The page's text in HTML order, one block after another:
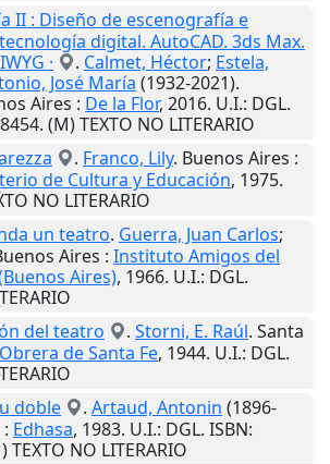
II : Diseño de escenografía e
digital. AutoCAD. 3ds Max.
·
. Calmet, Héctor; Estela,
José María (1932-2021).
Aires : De la Flor, 2016. U.I.: DGL.
(M) TEXTO NO LITERARIO
. Franco, Lily. Buenos Aires :
de Cultura y Educación, 1975.
NO LITERARIO
un teatro. Guerra, Juan Carlos;
Aires : Instituto Amigos del
Aires), 1966. U.I.: DGL.
del teatro
. Storni, E. Raúl. Santa
de Santa Fe, 1944. U.I.: DGL.
doble
. Artaud, Antonin (1896-
: Edhasa, 1983. U.I.: DGL. ISBN:
NO LITERARIO